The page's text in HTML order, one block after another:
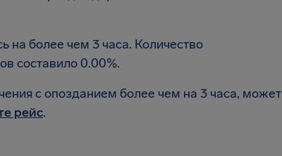
на более чем 3 часа. Количество
составило 0.00%.
с опозданием более чем на 3 часа, может
рейс.